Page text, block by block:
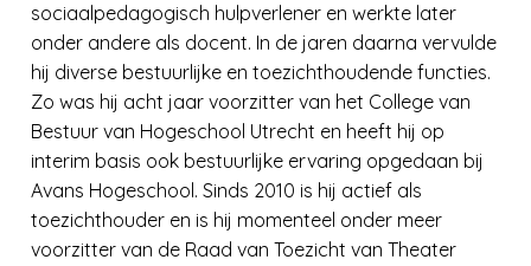
sociaalpedagogisch hulpverlener en werkte later
onder andere als docent. In de jaren daarna vervulde
hij diverse bestuurlijke en toezichthoudende functies.
Zo was hij acht jaar voorzitter van het College van
Bestuur van Hogeschool Utrecht en heeft hij op
interim basis ook bestuurlijke ervaring opgedaan bij
Avans Hogeschool. Sinds 2010 is hij actief als
toezichthouder en is hij momenteel onder meer
voorzitter van de Raad van Toezicht van Theater